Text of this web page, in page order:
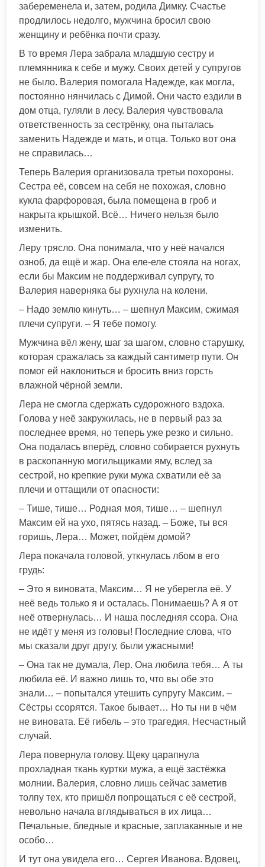
забеременела и, затем, родила Димку. Счастье
продлилось недолго, мужчина бросил свою
женщину и ребёнка почти сразу.
В то время Лера забрала младшую сестру и
племянника к себе и мужу. Своих детей у супругов
не было. Валерия помогала Надежде, как могла,
постоянно нянчилась с Димой. Они часто ездили в
дом отца, гуляли в лесу. Валерия чувствовала
ответственность за сестрёнку, она пыталась
заменить Надежде и мать, и отца. Только вот она
не справилась…
Теперь Валерия организовала третьи похороны.
Сестра её, совсем на себя не похожая, словно
кукла фарфоровая, была помещена в гроб и
накрыта крышкой. Всё… Ничего нельзя было
изменить.
Леру трясло. Она понимала, что у неё начался
озноб, да ещё и жар. Она еле-еле стояла на ногах,
если бы Максим не поддерживал супругу, то
Валерия наверняка бы рухнула на колени.
– Надо землю кинуть… – шепнул Максим, сжимая
плечи супруги. – Я тебе помогу.
Мужчина вёл жену, шаг за шагом, словно старушку,
которая сражалась за каждый сантиметр пути. Он
помог ей наклониться и бросить вниз горсть
влажной чёрной земли.
Лера не смогла сдержать судорожного вздоха.
Голова у неё закружилась, не в первый раз за
последнее время, но теперь уже резко и сильно.
Она подалась вперёд, словно собирается рухнуть
в раскопанную могильщиками яму, вслед за
сестрой, но крепкие руки мужа схватили её за
плечи и оттащили от опасности:
– Тише, тише… Родная моя, тише… – шепнул
Максим ей на ухо, пятясь назад. – Боже, ты вся
горишь, Лера… Может, пойдём домой?
Лера покачала головой, уткнулась лбом в его
грудь:
– Это я виновата, Максим… Я не уберегла её. У
неё ведь только я и осталась. Понимаешь? А я от
неё отвернулась… И наша последняя ссора. Она
не идёт у меня из головы! Последние слова, что
мы сказали друг другу, были ужасными!
– Она так не думала, Лер. Она любила тебя… А ты
любила её. И важно лишь то, что вы обе это
знали… – попытался утешить супругу Максим. –
Сёстры ссорятся. Такое бывает… Но ты ни в чём
не виновата. Её гибель – это трагедия. Несчастный
случай.
Лера повернула голову. Щеку царапнула
прохладная ткань куртки мужа, а ещё застёжка
молнии. Валерия, словно лишь сейчас заметив
толпу тех, кто пришёл попрощаться с её сестрой,
невольно начала вглядываться в их лица…
Печальные, бледные и красные, заплаканные и не
особо…
И тут она увидела его… Сергея Иванова. Вдовец,